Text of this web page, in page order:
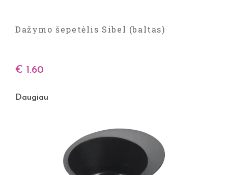
Dažymo šepetėlis Sibel (baltas)
€ 1.60
Daugiau